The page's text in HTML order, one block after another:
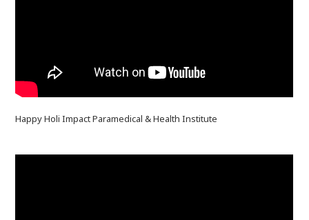
Happy Holi Impact Paramedical & Health Institute